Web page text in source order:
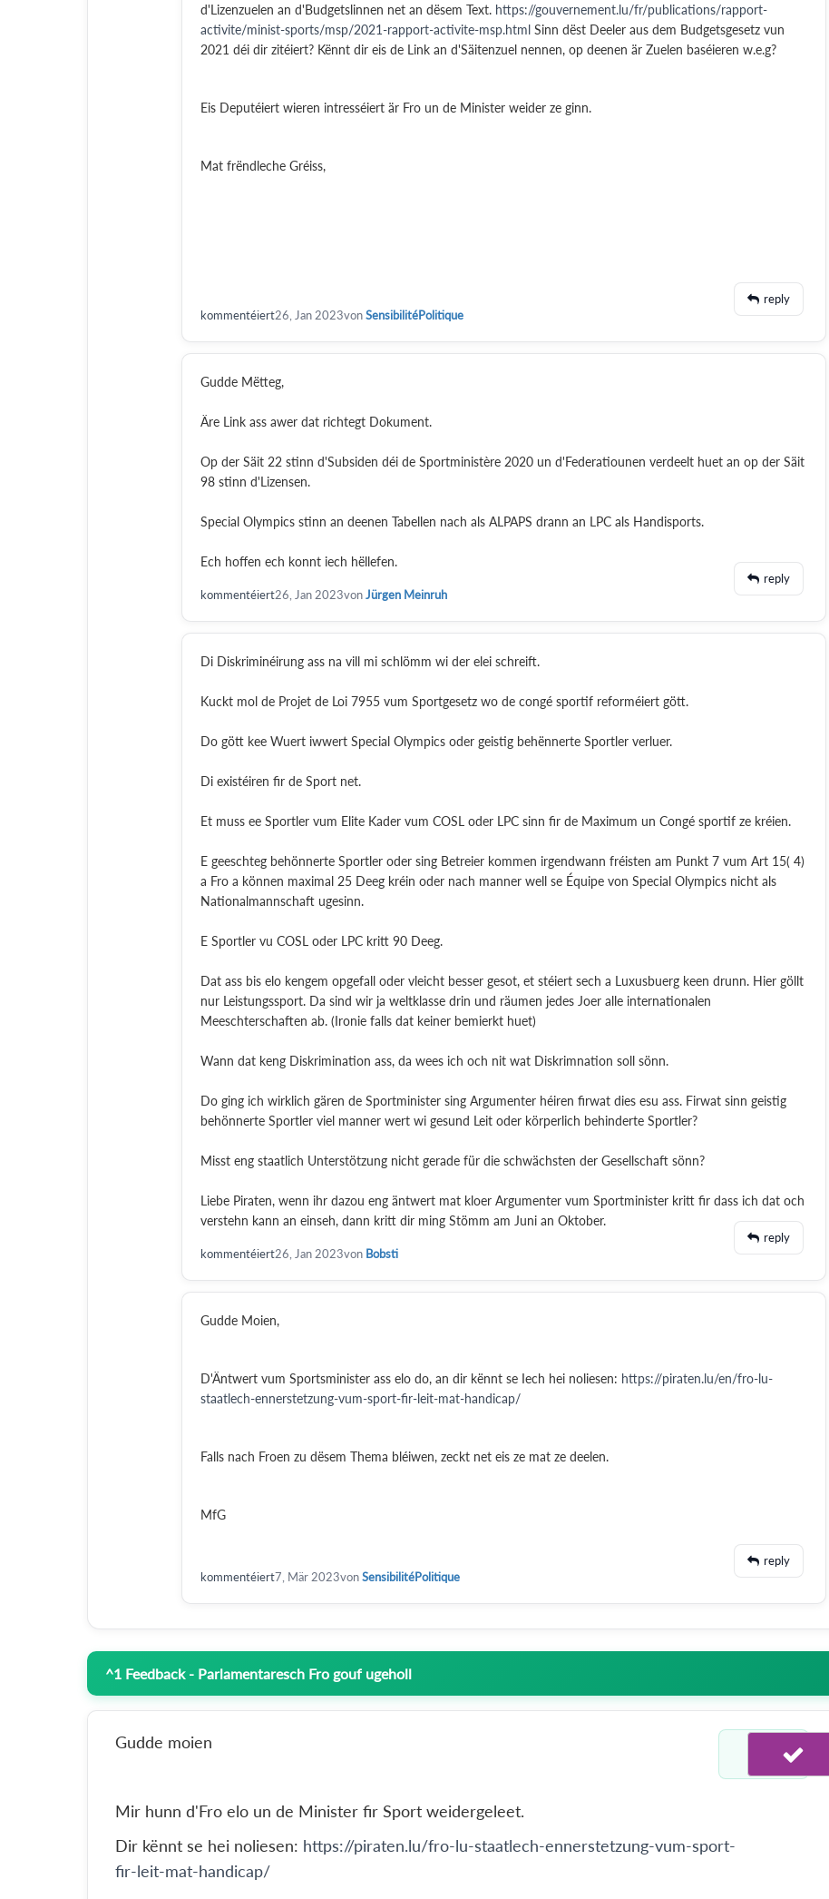
d'Lizenzuelen an d'Budgetslinnen net an dësem Text. https://gouvernement.lu/fr/publications/rapport-
activite/minist-sports/msp/2021-rapport-activite-msp.html Sinn dëst Deeler aus dem Budgetsgesetz vun
2021 déi dir zitéiert? Kënnt dir eis de Link an d'Säitenzuel nennen, op deenen är Zuelen baséieren w.e.g?
Eis Deputéiert wieren intresséiert är Fro un de Minister weider ze ginn.
Mat frëndleche Gréiss,
kommentéiert26, Jan 2023vonSensibilitéPolitique
reply
Gudde Mëtteg,
Äre Link ass awer dat richtegt Dokument.
Op der Säit 22 stinn d'Subsiden déi de Sportministère 2020 un d'Federatiounen verdeelt huet an op der Säit
98 stinn d'Lizensen.
Special Olympics stinn an deenen Tabellen nach als ALPAPS drann an LPC als Handisports.
Ech hoffen ech konnt iech hëllefen.
kommentéiert26, Jan 2023vonJürgen Meinruh
reply
Di Diskriminéirung ass na vill mi schlömm wi der elei schreift.
Kuckt mol de Projet de Loi 7955 vum Sportgesetz wo de congé sportif reforméiert gött.
Do gött kee Wuert iwwert Special Olympics oder geistig behënnerte Sportler verluer.
Di existéiren fir de Sport net.
Et muss ee Sportler vum Elite Kader vum COSL oder LPC sinn fir de Maximum un Congé sportif ze kréien.
E geeschteg behönnerte Sportler oder sing Betreier kommen irgendwann fréisten am Punkt 7 vum Art 15( 4)
a Fro a können maximal 25 Deeg kréin oder nach manner well se Équipe von Special Olympics nicht als
Nationalmannschaft ugesinn.
E Sportler vu COSL oder LPC kritt 90 Deeg.
Dat ass bis elo kengem opgefall oder vleicht besser gesot, et stéiert sech a Luxusbuerg keen drunn. Hier göllt
nur Leistungssport. Da sind wir ja weltklasse drin und räumen jedes Joer alle internationalen
Meeschterschaften ab. (Ironie falls dat keiner bemierkt huet)
Wann dat keng Diskrimination ass, da wees ich och nit wat Diskrimnation soll sönn.
Do ging ich wirklich gären de Sportminister sing Argumenter héiren firwat dies esu ass. Firwat sinn geistig
behönnerte Sportler viel manner wert wi gesund Leit oder körperlich behinderte Sportler?
Misst eng staatlich Unterstötzung nicht gerade für die schwächsten der Gesellschaft sönn?
Liebe Piraten, wenn ihr dazou eng äntwert mat kloer Argumenter vum Sportminister kritt fir dass ich dat och
verstehn kann an einseh, dann kritt dir ming Stömm am Juni an Oktober.
kommentéiert26, Jan 2023von Bobsti
reply
Gudde Moien,
D'Äntwert vum Sportsminister ass elo do, an dir kënnt se Iech hei noliesen: https://piraten.lu/en/fro-lu-
staatlech-ennerstetzung-vum-sport-fir-leit-mat-handicap/
Falls nach Froen zu dësem Thema bléiwen, zeckt net eis ze mat ze deelen.
MfG
kommentéiert7, Mär 2023vonSensibilitéPolitique
reply
^1 Feedback - Parlamentaresch Fro gouf ugeholl
Gudde moien
Mir hunn d'Fro elo un de Minister fir Sport weidergeleet.
Dir kënnt se hei noliesen: https://piraten.lu/fro-lu-staatlech-ennerstetzung-vum-sport-
fir-leit-mat-handicap/